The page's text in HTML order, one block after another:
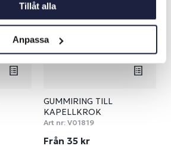
Tillåt alla
Anpassa
GUMMIRING TILL
KAPELLKROK
Art nr: V01819
Från 35 kr